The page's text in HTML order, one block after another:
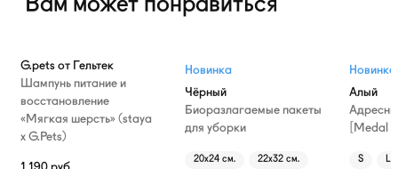
Вам может понравиться
G.pets от Гельтек
Шампунь питание и
восстановление
«Мягкая шерсть» (staya
х G.Pets)
Новинка
Чёрный
Биоразлагаемые пакеты
для уборки
20х24 см. 22х32 см.
Новинка
Алый
[Medal
S L